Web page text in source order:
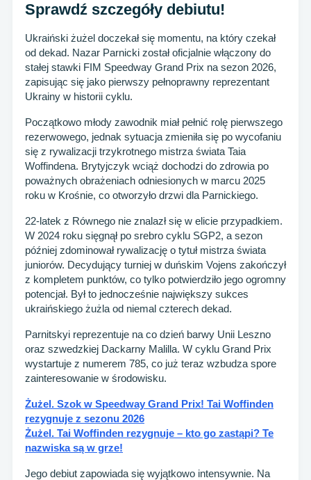
Sprawdź szczegóły debiutu!
Ukraiński żużel doczekał się momentu, na który czekał
od dekad. Nazar Parnicki został oficjalnie włączony do
stałej stawki FIM Speedway Grand Prix na sezon 2026,
zapisując się jako pierwszy pełnoprawny reprezentant
Ukrainy w historii cyklu.
Początkowo młody zawodnik miał pełnić rolę pierwszego
rezerwowego, jednak sytuacja zmieniła się po wycofaniu
się z rywalizacji trzykrotnego mistrza świata Taia
Woffindena. Brytyjczyk wciąż dochodzi do zdrowia po
poważnych obrażeniach odniesionych w marcu 2025
roku w Krośnie, co otworzyło drzwi dla Parnickiego.
22-latek z Równego nie znalazł się w elicie przypadkiem.
W 2024 roku sięgnął po srebro cyklu SGP2, a sezon
później zdominował rywalizację o tytuł mistrza świata
juniorów. Decydujący turniej w duńskim Vojens zakończył
z kompletem punktów, co tylko potwierdziło jego ogromny
potencjał. Był to jednocześnie największy sukces
ukraińskiego żużla od niemal czterech dekad.
Parnitskyi reprezentuje na co dzień barwy Unii Leszno
oraz szwedzkiej Dackarny Malilla. W cyklu Grand Prix
wystartuje z numerem 785, co już teraz wzbudza spore
zainteresowanie w środowisku.
Żużel. Szok w Speedway Grand Prix! Tai Woffinden
rezygnuje z sezonu 2026
Żużel. Tai Woffinden rezygnuje – kto go zastąpi? Te
nazwiska są w grze!
Jego debiut zapowiada się wyjątkowo intensywnie. Na